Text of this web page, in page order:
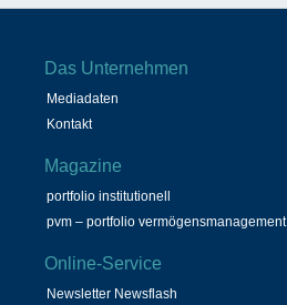
Das Unternehmen
Mediadaten
Kontakt
Magazine
portfolio institutionell
pvm – portfolio vermögensmanagement
Online-Service
Newsletter Newsflash